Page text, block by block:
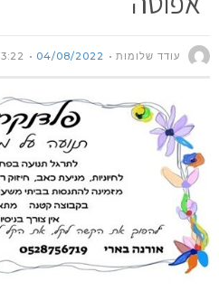
עודד שלומות 04/08/2022